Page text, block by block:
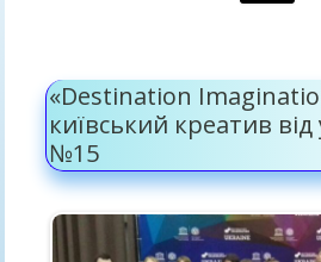
«Destination
київський креатив від
№15